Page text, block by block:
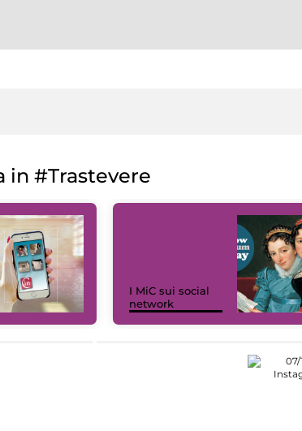
in #Trastevere
I MiC sui social
network